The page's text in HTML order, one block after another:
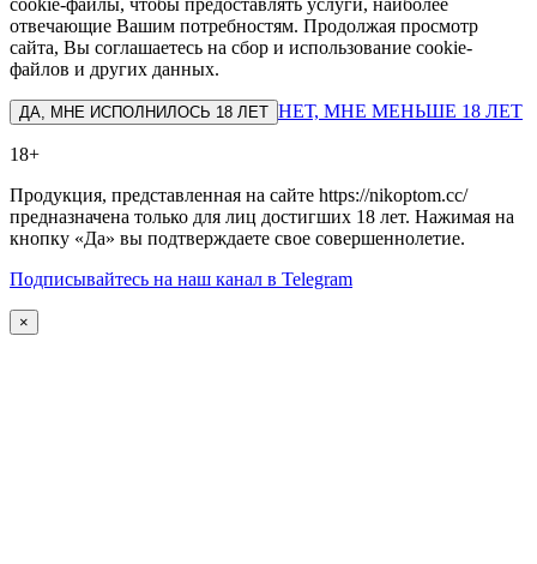
отвечающие Вашим потребностям. Продолжая просмотр
сайта, Вы соглашаетесь на сбор и использование cookie-
файлов и других данных.
ДА, МНЕ ИСПОЛНИЛОСЬ 18 ЛЕТ НЕТ, МНЕ МЕНЬШЕ 18 ЛЕТ
18+
Продукция, представленная на сайте https://nikoptom.cc/
предназначена только для лиц достигших 18 лет. Нажимая на
кнопку «Да» вы подтверждаете свое совершеннолетие.
Подписывайтесь на наш канал в Telegram
×